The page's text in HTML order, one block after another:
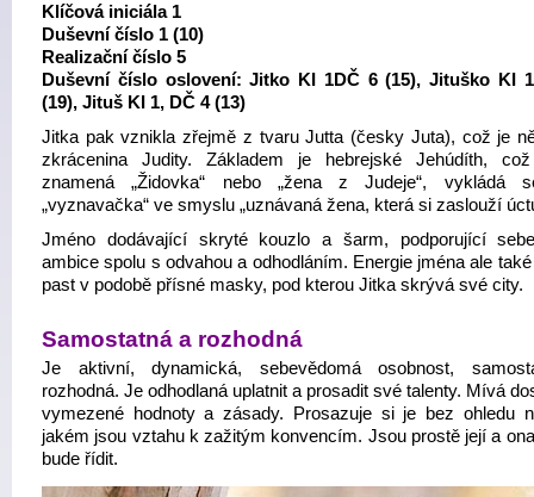
Klíčová iniciála 1
Duševní číslo 1 (10)
Realizační číslo 5
Duševní číslo oslovení: Jitko KI 1DČ 6 (15), Jituško KI
(19), Jituš KI 1, DČ 4 (13)
Jitka pak vznikla zřejmě z tvaru Jutta (česky Juta), což je
zkrácenina Judity. Základem je hebrejské Jehúdíth,
znamená „Židovka“ nebo „žena z Judeje“, vykládá
„vyznavačka“ ve smyslu „uznávaná žena, která si zaslouží
Jméno dodávající skryté kouzlo a šarm, podporující
ambice spolu s odvahou a odhodláním. Energie jména ale
past v podobě přísné masky, pod kterou Jitka skrývá své city.
Samostatná a rozhodná
Je aktivní, dynamická, sebevědomá osobnost,
rozhodná. Je odhodlaná uplatnit a prosadit své talenty. Mívá
vymezené hodnoty a zásady. Prosazuje si je bez ohledu
jakém jsou vztahu k zažitým konvencím. Jsou prostě její a
bude řídit.